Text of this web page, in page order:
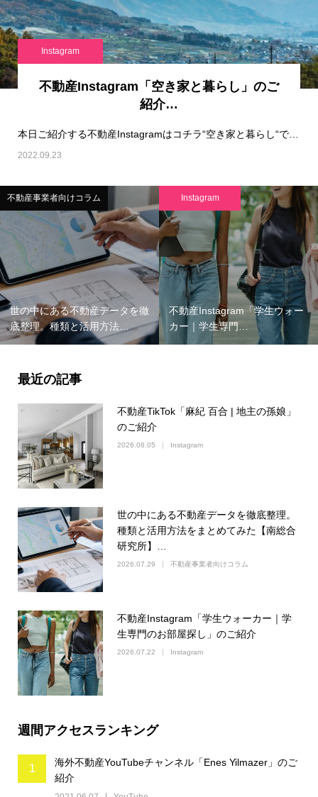
Instagram
不動産Instagram「空き家と暮らし」のご
紹介…
本日ご紹介する不動産Instagramはコチラ“空き家と暮らし“です！※&nbsp…
2022.09.23
不動産事業者向けコラム
世の中にある不動産データを徹
底整理。種類と活用方法…
Instagram
不動産Instagram「学生ウォー
カー｜学生専門…
最近の記事
不動産TikTok「麻紀 百合 | 地主の孫娘」
のご紹介
2026.08.05 Instagram
世の中にある不動産データを徹底整理。
種類と活用方法をまとめてみた【南総合
研究所】…
2026.07.29 不動産事業者向けコラム
不動産Instagram「学生ウォーカー｜学
生専門のお部屋探し」のご紹介
2026.07.22 Instagram
週間アクセスランキング
1
海外不動産YouTubeチャンネル「Enes Yilmazer」のご
紹介